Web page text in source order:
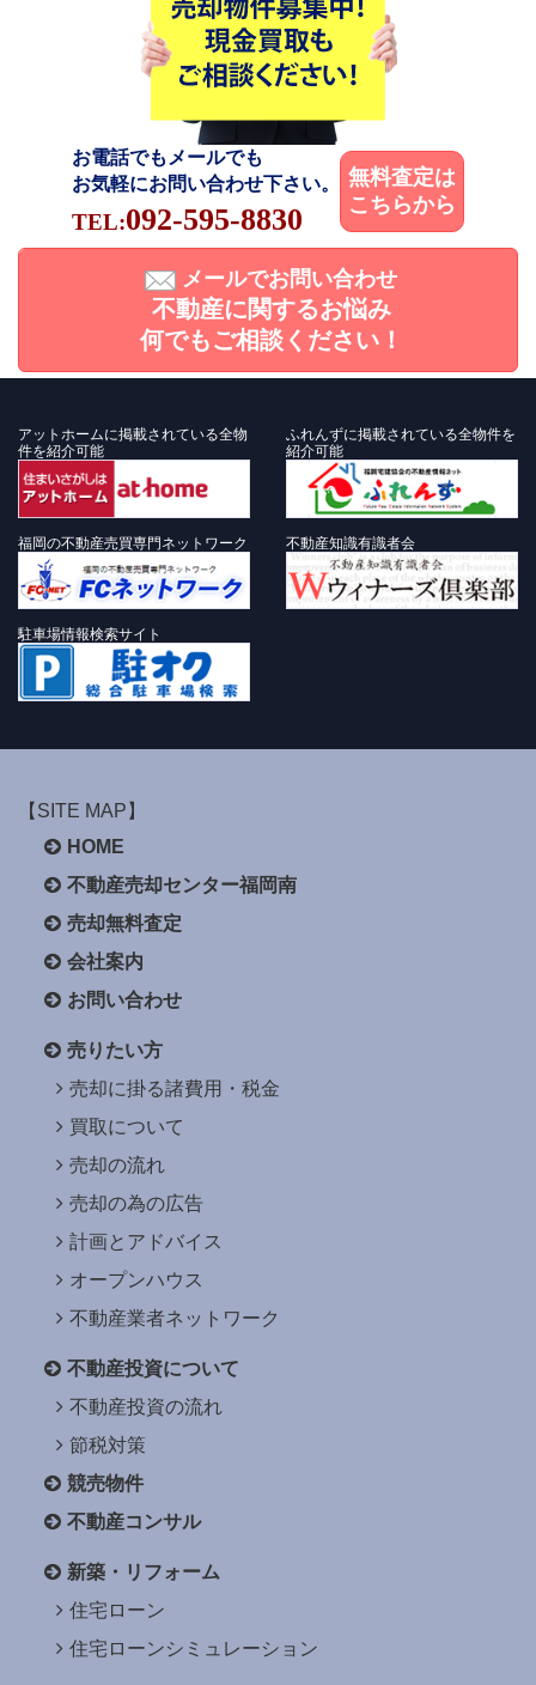
お電話でもメールでも
お気軽にお問い合わせ下さい。
TEL:092-595-8830
無料査定は
こちらから
メールでお問い合わせ
不動産に関するお悩み
何でもご相談ください！
アットホームに掲載されている全物
件を紹介可能
ふれんずに掲載されている全物件を
紹介可能
福岡の不動産売買専門ネットワーク 不動産知識有識者会
駐車場情報検索サイト
【SITE MAP】
HOME
不動産売却センター福岡南
売却無料査定
会社案内
お問い合わせ
売りたい方
売却に掛る諸費用・税金
買取について
売却の流れ
売却の為の広告
計画とアドバイス
オープンハウス
不動産業者ネットワーク
不動産投資について
不動産投資の流れ
節税対策
競売物件
不動産コンサル
新築・リフォーム
住宅ローン
住宅ローンシミュレーション